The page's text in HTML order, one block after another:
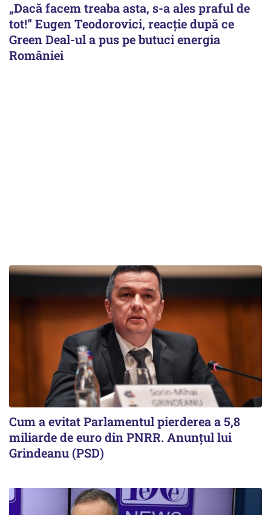
„Dacă facem treaba asta, s-a ales praful de
tot!” Eugen Teodorovici, reacție după ce
Green Deal-ul a pus pe butuci energia
României
Cum a evitat Parlamentul pierderea a 5,8
miliarde de euro din PNRR. Anunțul lui
Grindeanu (PSD)